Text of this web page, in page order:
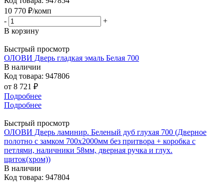
10 770 ₽/комп
-
+
В корзину
Быстрый просмотр
ОЛОВИ Дверь гладкая эмаль Белая 700
В наличии
Код товара: 947806
от 8 721 ₽
Подробнее
Подробнее
Быстрый просмотр
ОЛОВИ Дверь ламинир. Беленый дуб глухая 700 (Дверное
полотно с замком 700х2000мм без притвора + коробка с
петлями, наличники 58мм, дверная ручка и глух.
щиток(хром))
В наличии
Код товара: 947804